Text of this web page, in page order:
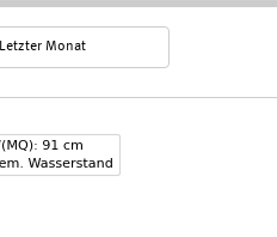
Letzter Monat